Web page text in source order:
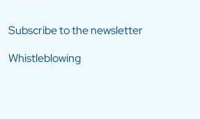
Subscribe to the newsletter
Whistleblowing